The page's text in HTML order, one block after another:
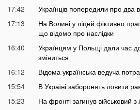
17:42
Українців попередили про два
17:13
На Волині у ліцей фіктивно
що відомо про наслідки
16:40
Українцям у Польщі дали час
зміниться
16:12
Відома українська ведуча
15:54
В Україні заборонять ловити
15:23
На фронті загинув військовий з